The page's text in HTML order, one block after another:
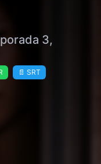
3,
📄 SRT